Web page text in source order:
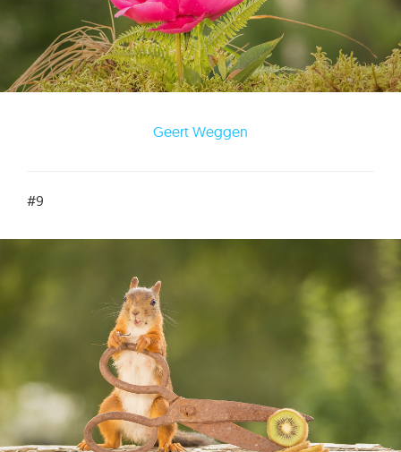
Geert Weggen
#9